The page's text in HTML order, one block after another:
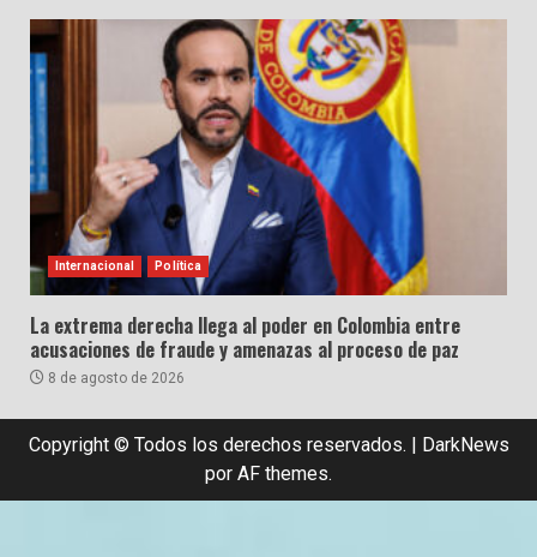
Internacional Política
La extrema derecha llega al poder en Colombia entre
acusaciones de fraude y amenazas al proceso de paz
8 de agosto de 2026
Copyright © Todos los derechos reservados. | DarkNews
por AF themes.